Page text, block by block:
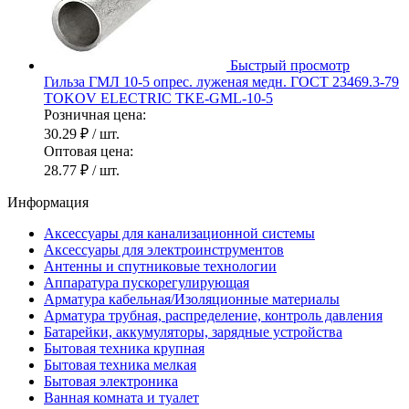
Быстрый просмотр
Гильза ГМЛ 10-5 опрес. луженая медн. ГОСТ 23469.3-79
TOKOV ELECTRIC TKE-GML-10-5
Розничная цена:
30.29 ₽ / шт.
Оптовая цена:
28.77 ₽ / шт.
Информация
Аксессуары для канализационной системы
Аксессуары для электроинструментов
Антенны и спутниковые технологии
Аппаратура пускорегулирующая
Арматура кабельная/Изоляционные материалы
Арматура трубная, распределение, контроль давления
Батарейки, аккумуляторы, зарядные устройства
Бытовая техника крупная
Бытовая техника мелкая
Бытовая электроника
Ванная комната и туалет